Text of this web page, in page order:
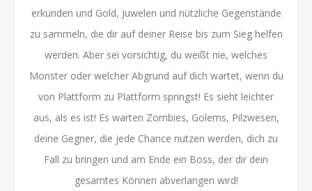
erkunden und Gold, Juwelen und nützliche Gegenstände
zu sammeln, die dir auf deiner Reise bis zum Sieg helfen
werden. Aber sei vorsichtig, du weißt nie, welches
Monster oder welcher Abgrund auf dich wartet, wenn du
von Plattform zu Plattform springst! Es sieht leichter
aus, als es ist! Es warten Zombies, Golems, Pilzwesen,
deine Gegner, die jede Chance nutzen werden, dich zu
Fall zu bringen und am Ende ein Boss, der dir dein
gesamtes Können abverlangen wird!